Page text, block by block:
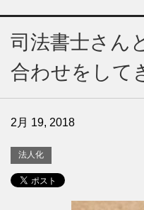
司法書士さん
合わせをして
2月 19, 2018
法人化